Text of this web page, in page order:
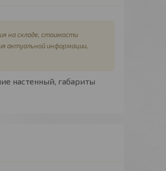
на складе, стоимости
актуальной информации,
настенный, габариты